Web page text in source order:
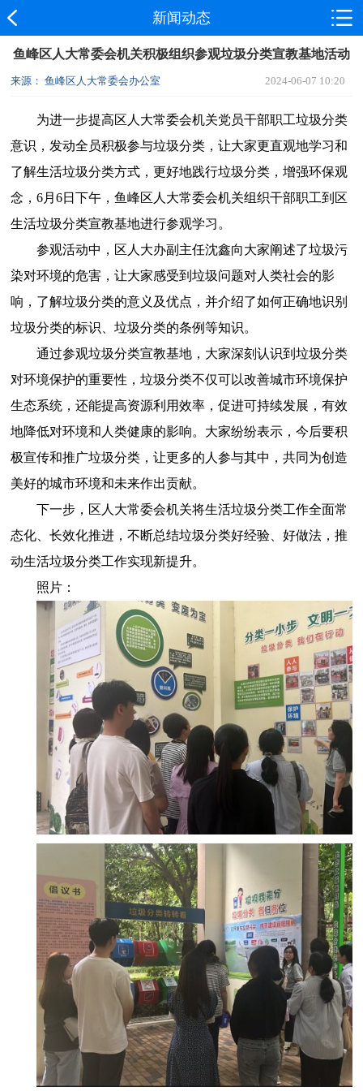
新闻动态
鱼峰区人大常委会机关积极组织参观垃圾分类宣教基地活动
来源： 鱼峰区人大常委会办公室 2024-06-07 10:20
为进一步提高区人大常委会机关党员干部职工垃圾分类
意识，发动全员积极参与垃圾分类，让大家更直观地学习和
了解生活垃圾分类方式，更好地践行垃圾分类，增强环保观
念，6月6日下午，鱼峰区人大常委会机关组织干部职工到区
生活垃圾分类宣教基地进行参观学习。
参观活动中，区人大办副主任沈鑫向大家阐述了垃圾污
染对环境的危害，让大家感受到垃圾问题对人类社会的影
响，了解垃圾分类的意义及优点，并介绍了如何正确地识别
垃圾分类的标识、垃圾分类的条例等知识。
通过参观垃圾分类宣教基地，大家深刻认识到垃圾分类
对环境保护的重要性，垃圾分类不仅可以改善城市环境保护
生态系统，还能提高资源利用效率，促进可持续发展，有效
地降低对环境和人类健康的影响。大家纷纷表示，今后要积
极宣传和推广垃圾分类，让更多的人参与其中，共同为创造
美好的城市环境和未来作出贡献。
下一步，区人大常委会机关将生活垃圾分类工作全面常
态化、长效化推进，不断总结垃圾分类好经验、好做法，推
动生活垃圾分类工作实现新提升。
照片：